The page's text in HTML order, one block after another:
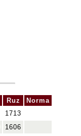
Ruz
Norma
1713
1606